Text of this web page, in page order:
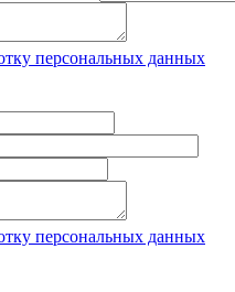
персональных данных
персональных данных